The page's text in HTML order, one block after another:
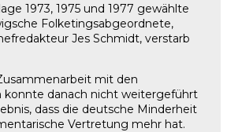
1973, 1975 und 1977 gewählte
Folketingsabgeordnete,
Jes Schmidt, verstarb
mit den
danach nicht weitergeführt
dass die deutsche Minderheit
Vertretung mehr hat.